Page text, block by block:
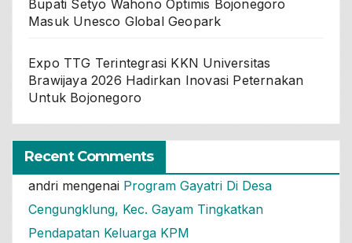
Bupati Setyo Wahono Optimis Bojonegoro
Masuk Unesco Global Geopark
Expo TTG Terintegrasi KKN Universitas
Brawijaya 2026 Hadirkan Inovasi Peternakan
Untuk Bojonegoro
Recent Comments
andri mengenai Program Gayatri Di Desa
Cengungklung, Kec. Gayam Tingkatkan
Pendapatan Keluarga KPM